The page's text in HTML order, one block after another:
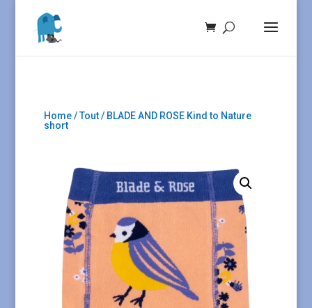
Home/Tout/ BLADE AND ROSE Kind to Nature
short